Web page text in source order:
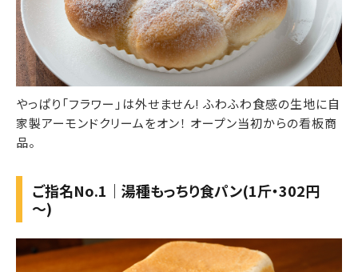
やっぱり「フラワー」は外せません! ふわふわ食感の生地に自
家製アーモンドクリームをオン！ オープン当初からの看板商
品。
ご指名No.1｜湯種もっちり食パン(1斤・302円
～)